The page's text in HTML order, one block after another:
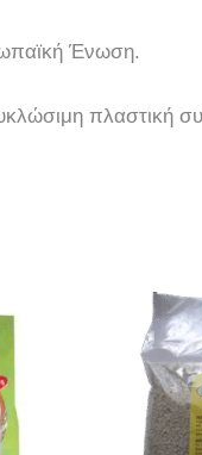
Ένωση.
πλαστική